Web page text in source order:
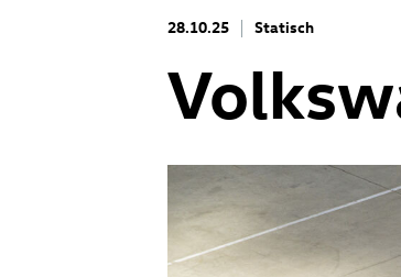
28.10.25 Statisch